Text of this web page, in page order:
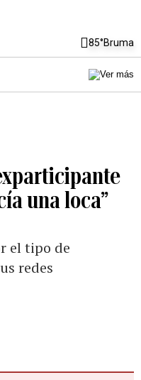
85°Bruma
una loca”
el tipo de
redes